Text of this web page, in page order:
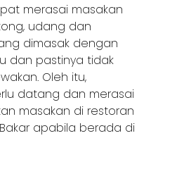
merasai masakan
udang dan
dimasak dengan
dan pastinya tidak
Oleh itu,
datang dan merasai
masakan di restoran
apabila berada di